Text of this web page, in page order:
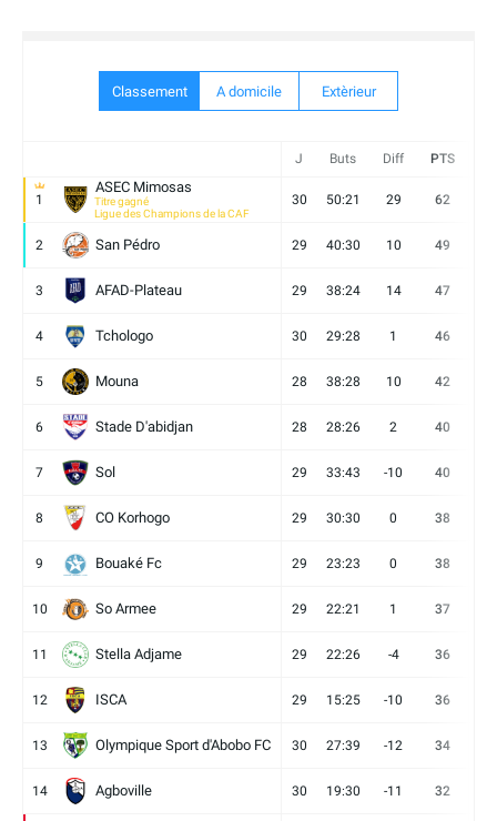
Classement A domicile Extèrieur
J Buts Diff PTS
1
ASEC Mimosas
Titre gagné
Ligue des Champions de la CAF
30 50:21 29 62
2 San Pédro 29 40:30 10 49
3 AFAD-Plateau 29 38:24 14 47
4 Tchologo 30 29:28 1 46
5 Mouna 28 38:28 10 42
6 Stade D'abidjan 28 28:26 2 40
7 Sol 29 33:43 -10 40
8 CO Korhogo 29 30:30 0 38
9 Bouaké Fc 29 23:23 0 38
10 So Armee 29 22:21 1 37
11 Stella Adjame 29 22:26 -4 36
12 ISCA 29 15:25 -10 36
13 Olympique Sport d'Abobo FC 30 27:39 -12 34
14 Agboville 30 19:30 -11 32